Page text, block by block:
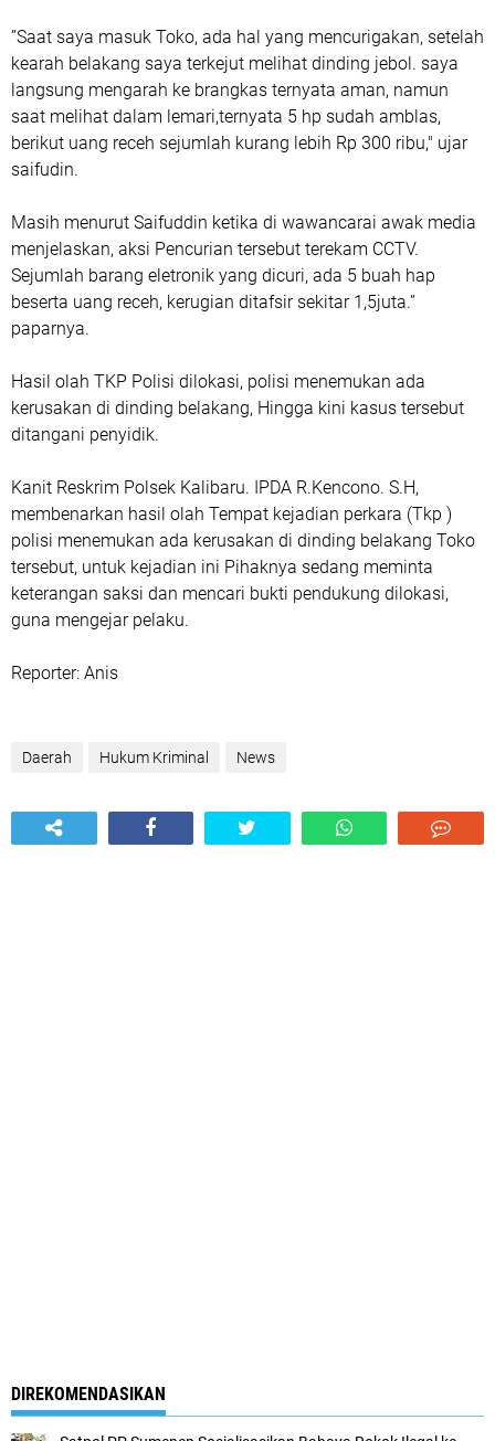
”Saat saya masuk Toko, ada hal yang mencurigakan, setelah
kearah belakang saya terkejut melihat dinding jebol. saya
langsung mengarah ke brangkas ternyata aman, namun
saat melihat dalam lemari,ternyata 5 hp sudah amblas,
berikut uang receh sejumlah kurang lebih Rp 300 ribu," ujar
saifudin.
Masih menurut Saifuddin ketika di wawancarai awak media
menjelaskan, aksi Pencurian tersebut terekam CCTV.
Sejumlah barang eletronik yang dicuri, ada 5 buah hap
beserta uang receh, kerugian ditafsir sekitar 1,5juta.”
paparnya.
Hasil olah TKP Polisi dilokasi, polisi menemukan ada
kerusakan di dinding belakang, Hingga kini kasus tersebut
ditangani penyidik.
Kanit Reskrim Polsek Kalibaru. IPDA R.Kencono. S.H,
membenarkan hasil olah Tempat kejadian perkara (Tkp )
polisi menemukan ada kerusakan di dinding belakang Toko
tersebut, untuk kejadian ini Pihaknya sedang meminta
keterangan saksi dan mencari bukti pendukung dilokasi,
guna mengejar pelaku.
Reporter: Anis
Daerah Hukum Kriminal News
DIREKOMENDASIKAN